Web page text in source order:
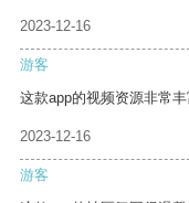
2023-12-16
游客
这款app的视频资源非常
2023-12-16
游客